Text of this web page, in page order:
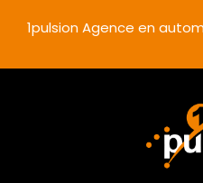
1pulsion Agence en